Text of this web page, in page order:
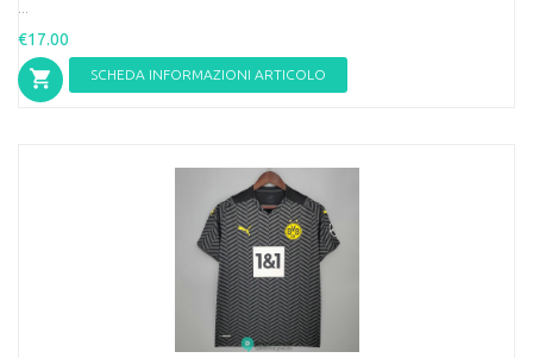
€17.00
SCHEDA INFORMAZIONI ARTICOLO